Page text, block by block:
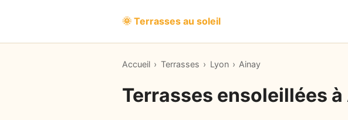
🌞 Terrasses au soleil
Accueil › Terrasses › Lyon › Ainay
Terrasses ensoleillées à